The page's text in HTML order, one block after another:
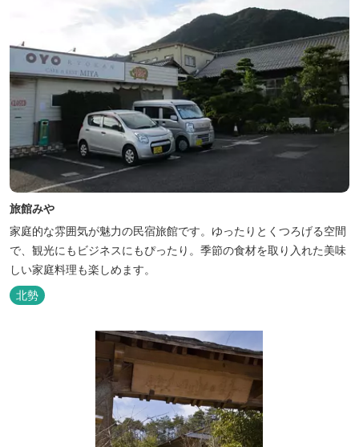
旅館みや
家庭的な雰囲気が魅力の民宿旅館です。ゆったりとくつろげる空間
で、観光にもビジネスにもぴったり。季節の食材を取り入れた美味
しい家庭料理も楽しめます。
北勢